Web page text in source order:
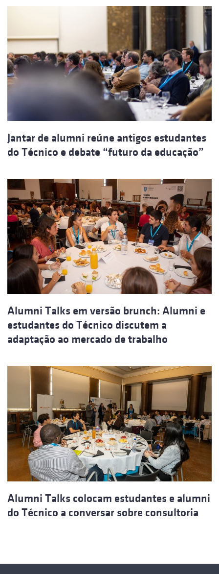
Jantar de alumni reúne antigos estudantes
do Técnico e debate “futuro da educação”
Alumni Talks em versão brunch: Alumni e
estudantes do Técnico discutem a
adaptação ao mercado de trabalho
Alumni Talks colocam estudantes e alumni
do Técnico a conversar sobre consultoria